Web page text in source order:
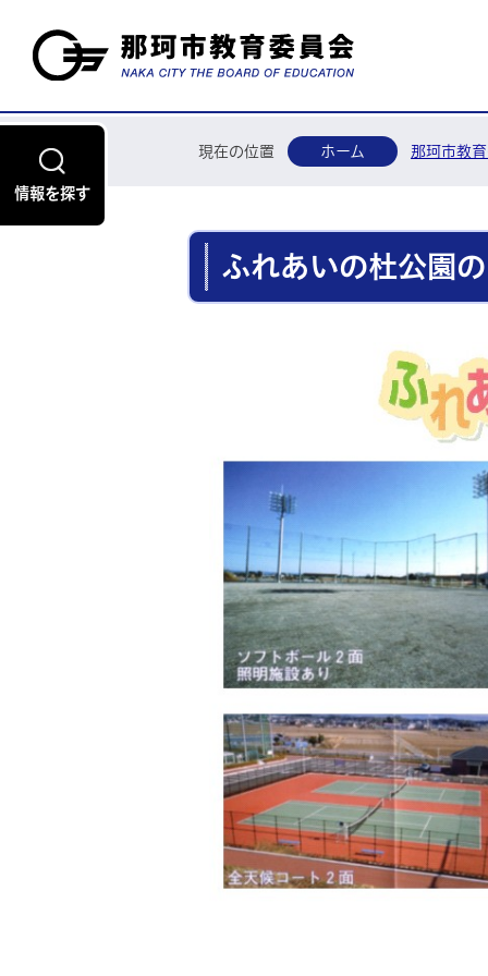
情報を探す
現在の位置 ホーム 那珂市教
ふれあいの杜公園